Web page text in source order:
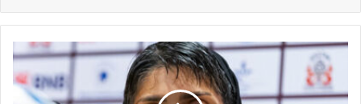
فصل گذشته با عنوان «ایستا کردستان» در لیگ برتر حضور یافت اما
برای فصل جدید با خرید امتیاز هیات فوتبال البرز، نارنجی‌پوشان با نام
«ایستا البرز» در لیگ هجدهم شرکت می‌کنند.
اردلان با ایستا علیه طلسم قهرمان‌نشدن